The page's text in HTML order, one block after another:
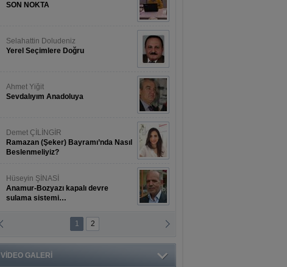
SON NOKTA
Selahattin Doludeniz
Yerel Seçimlere Doğru
Ahmet Yiğit
Sevdalıyım Anadoluya
Demet ÇİLİNGİR
Ramazan (Şeker) Bayramı’nda Nasıl
Beslenmeliyiz?
Hüseyin ŞİNASİ
Anamur-Bozyazı kapalı devre
sulama sistemi…
Bünyesinde Bahar Şöleni
1 2
VİDEO GALERİ